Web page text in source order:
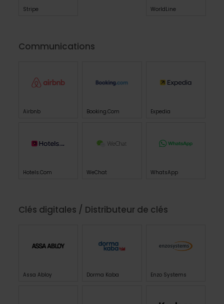
Stripe WorldLine
Communications
Airbnb Booking.com Expedia
Hotels.com WeChat WhatsApp
Clés digitales / Distributeur de clés
Assa Abloy Dorma Kaba Enzo Systems